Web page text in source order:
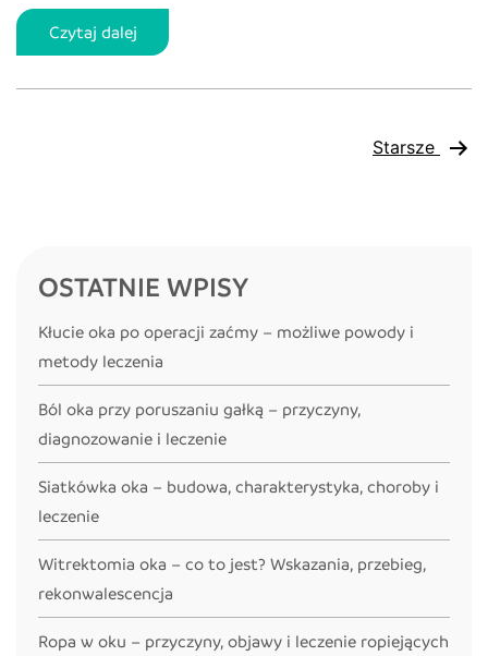
Czytaj dalejCzym
jest
zaćma
zaćmy
Starsze
OSTATNIE WPISY
Kłucie oka po operacji zaćmy – możliwe powody i
metody leczenia
Ból oka przy poruszaniu gałką – przyczyny,
diagnozowanie i leczenie
Siatkówka oka – budowa, charakterystyka, choroby i
leczenie
Witrektomia oka – co to jest? Wskazania, przebieg,
rekonwalescencja
Ropa w oku – przyczyny, objawy i leczenie ropiejących